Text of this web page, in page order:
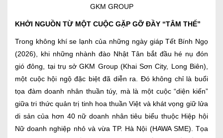
GKM GROUP
KHỞI NGUỒN TỪ MỘT CUỘC GẶP GỠ ĐẦY “TÂM THẾ”
Trong không khí se lạnh của những ngày giáp Tết Bính Ngọ
(2026), khi những nhành đào Nhật Tân bắt đầu hé nụ đón
gió đông, tại trụ sở GKM Group (Khai Sơn City, Long Biên),
một cuộc hội ngộ đặc biệt đã diễn ra. Đó không chỉ là buổi
tọa đàm doanh nhân thuần túy, mà là một cuộc “diện kiến”
giữa tri thức quản trị tinh hoa thuần Việt và khát vọng giữ lửa
di sản của hơn 40 nữ doanh nhân tiêu biểu thuộc Hiệp hội
Nữ doanh nghiệp nhỏ và vừa TP. Hà Nội (HAWA SME). Tọa